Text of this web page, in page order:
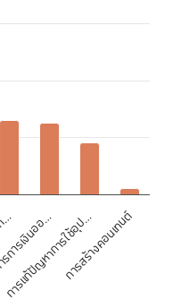
…รเงินออ…
การแก้ปัญหาการใช้อุป…การสร้างคอนเทนต์